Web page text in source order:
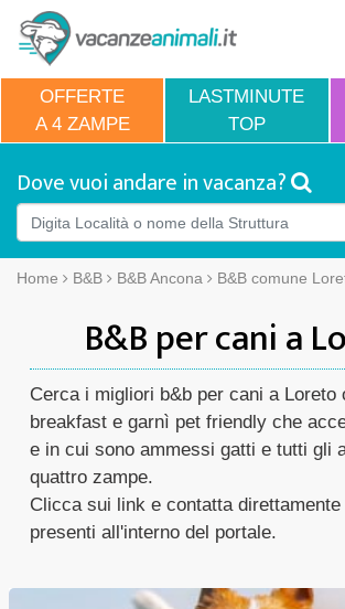
OFFERTE
A 4 ZAMPE
LASTMINUTE
TOP
Dove vuoi andare in vacanza?
Home B&B B&B Ancona B&B comune
B&B per cani a
Cerca i migliori b&b per cani a Loreto
breakfast e garnì pet friendly che
e in cui sono ammessi gatti e tutti gli
quattro zampe.
Clicca sui link e contatta
presenti all'interno del portale.